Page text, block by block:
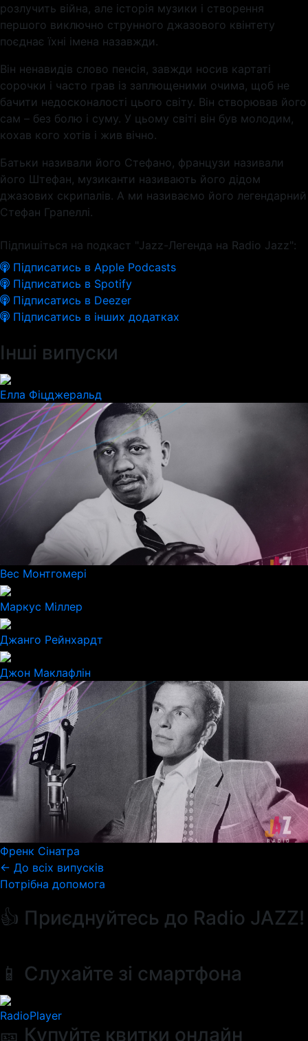
розлучить війна, але історія музики і створення
першого виключно струнного джазового квінтету
поєднає їхні імена назавжди.
Він ненавидів слово пенсія, завжди носив картаті
сорочки і часто грав із заплющеними очима, щоб не
бачити недосконалості цього світу. Він створював його
сам – без болю і суму. У цьому світі він був молодим,
кохав кого хотів і жив вічно.
Батьки називали його Стефано, французи називали
його Штефан, музиканти називають його дідом
джазових скрипалів. А ми називаємо його легендарний
Стефан Грапеллі.
Підпишіться на подкаст "Jazz-Легенда на Radio Jazz":
Підписатись в Apple Podcasts
Підписатись в Spotify
Підписатись в Deezer
Підписатись в інших додатках
Інші випуски
Елла Фіцджеральд
Вес Монтгомері
Маркус Міллер
Джанго Рейнхардт
Джон Маклафлін
Френк Сінатра
← До всіх випусків
Потрібна допомога
👍 Приєднуйтесь до Radio JAZZ!
📱 Слухайте зі смартфона
RadioPlayer
🎫 Купуйте квитки онлайн